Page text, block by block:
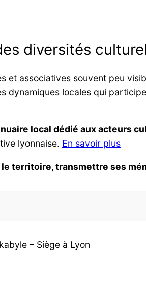
diversités
et associatives souvent peu
dynamiques locales qui
local dédié aux acteurs
lyonnaise. En savoir plus
le territoire, transmettre ses
– Siège à Lyon